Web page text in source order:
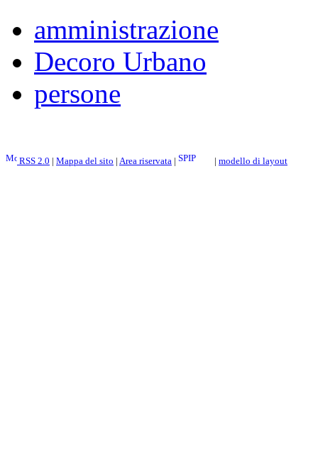
amministrazione
Decoro Urbano
persone
RSS 2.0 | Mappa del sito | Area riservata | | modello di layout